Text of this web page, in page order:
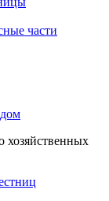
части
хозяйственных